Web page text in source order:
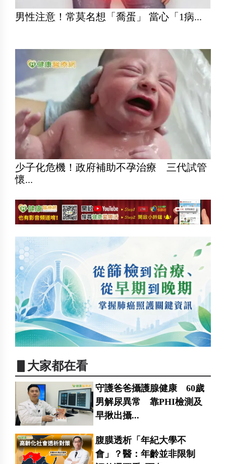
男性注意！常莫名想「喬蛋」 當心「1病...
少子化危機！政府補助不孕治療 三代試管
懷...
▋大家都在看
守護爸爸攝護腺健康 60歲
男解尿異常 靠PHI檢測及
早揪出攝...
腹膜透析「年紀大學不
會」？醫：年齡並非限制